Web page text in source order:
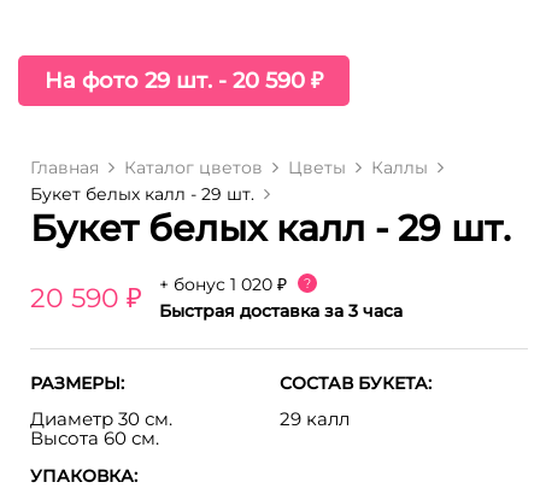
На фото 29 шт. - 20 590 ₽
Главная Каталог цветов Цветы
Каллы
Букет белых калл - 29 шт.
Букет белых калл - 29 шт.
20 590 ₽ + бонус 1 020 ₽ ?
Быстрая доставка за 3 часа
РАЗМЕРЫ:
Диаметр 30 см.
Высота 60 см.
СОСТАВ БУКЕТА:
29 калл
УПАКОВКА: